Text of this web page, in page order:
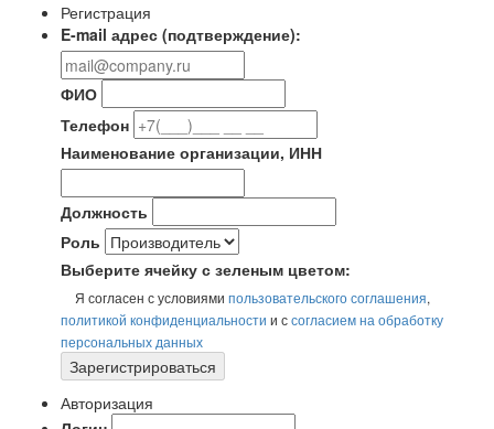
Регистрация
E-mail адрес (подтверждение):
ФИО
Телефон
Наименование организации, ИНН
Должность
Роль
Выберите ячейку с зеленым цветом:
Я согласен с условиямипользовательского соглашения
политикой конфиденциальности и ссогласием на обработку
персональных данных
Зарегистрироваться
Авторизация